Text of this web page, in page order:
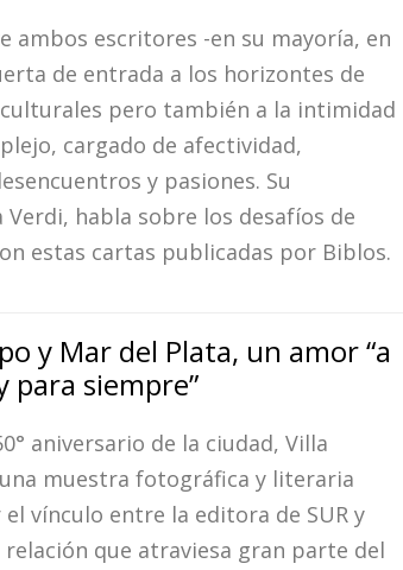
ambos escritores -en su mayoría, en
de entrada a los horizontes de
pero también a la intimidad
cargado de afectividad,
y pasiones. Su
habla sobre los desafíos de
estas cartas publicadas por Biblos.
y Mar del Plata, un amor “a
para siempre”
aniversario de la ciudad, Villa
muestra fotográfica y literaria
vínculo entre la editora de SUR y
relación que atraviesa gran parte del